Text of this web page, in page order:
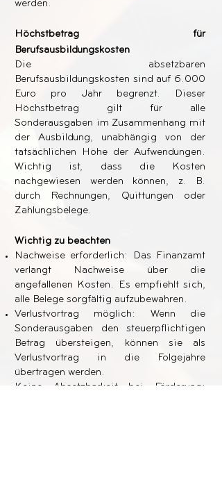
werden.
Höchstbetrag für
Berufsausbildungskosten
Die absetzbaren
Berufsausbildungskosten sind auf 6.000
Euro pro Jahr begrenzt. Dieser
Höchstbetrag gilt für alle
Sonderausgaben im Zusammenhang mit
der Ausbildung, unabhängig von der
tatsächlichen Höhe der Aufwendungen.
Wichtig ist, dass die Kosten
nachgewiesen werden können, z. B.
durch Rechnungen, Quittungen oder
Zahlungsbelege.
Wichtig zu beachten
Nachweise erforderlich: Das Finanzamt
verlangt Nachweise über die
angefallenen Kosten. Es empfiehlt sich,
alle Belege sorgfältig aufzubewahren.
Verlustvortrag möglich: Wenn die
Sonderausgaben den steuerpflichtigen
Betrag übersteigen, können sie als
Verlustvortrag in die Folgejahre
übertragen werden.
Keine Absetzbarkeit bei Förderung: